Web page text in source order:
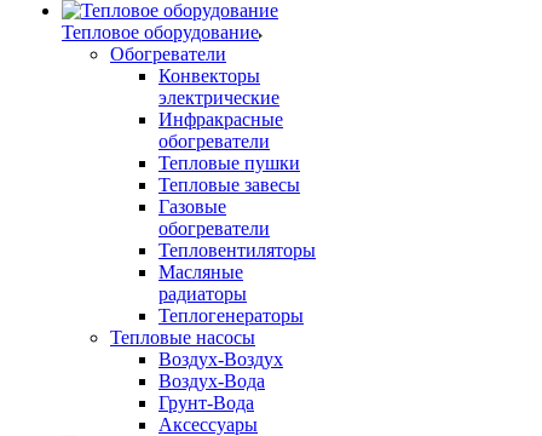
Тепловое оборудование
Обогреватели
Конвекторы
электрические
Инфракрасные
обогреватели
Тепловые пушки
Тепловые завесы
Газовые
обогреватели
Тепловентиляторы
Масляные
радиаторы
Теплогенераторы
Тепловые насосы
Воздух-Воздух
Воздух-Вода
Грунт-Вода
Аксессуары